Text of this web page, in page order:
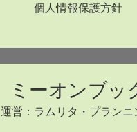
個人情報保護方針
ミーオンブッ
運営：ラムリタ・プランニ